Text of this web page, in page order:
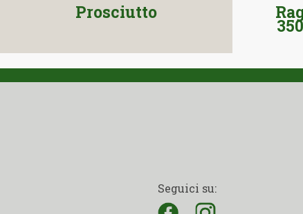
Prosciutto
Seguici su: